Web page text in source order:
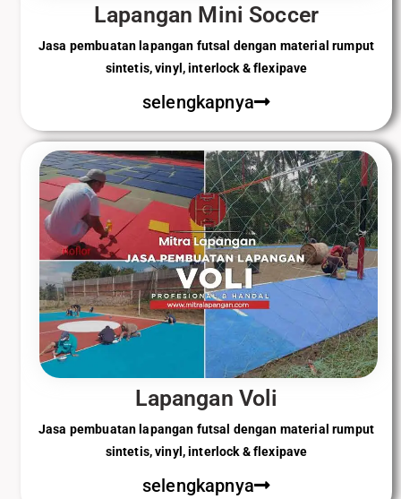
Lapangan Mini Soccer
Jasa pembuatan lapangan futsal dengan material rumput
sintetis, vinyl, interlock & flexipave
selengkapnya
Lapangan Voli
Jasa pembuatan lapangan futsal dengan material rumput
sintetis, vinyl, interlock & flexipave
selengkapnya